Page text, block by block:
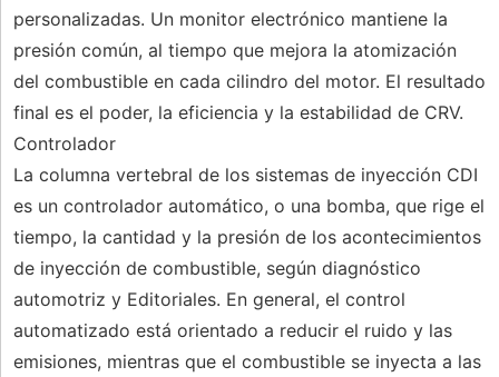
personalizadas. Un monitor electrónico mantiene la
presión común, al tiempo que mejora la atomización
del combustible en cada cilindro del motor. El resultado
final es el poder, la eficiencia y la estabilidad de CRV.
Controlador
La columna vertebral de los sistemas de inyección CDI
es un controlador automático, o una bomba, que rige el
tiempo, la cantidad y la presión de los acontecimientos
de inyección de combustible, según diagnóstico
automotriz y Editoriales. En general, el control
automatizado está orientado a reducir el ruido y las
emisiones, mientras que el combustible se inyecta a las